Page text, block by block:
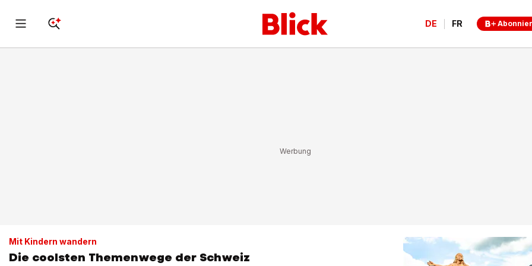
DE FR
Mit Kindern wandern
Die coolsten Themenwege der Schweiz